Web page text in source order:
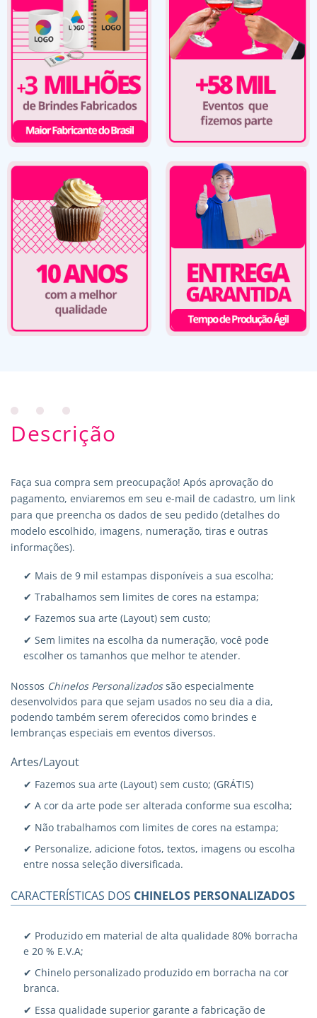
Descrição
Faça sua compra sem preocupação! Após aprovação do
pagamento, enviaremos em seu e-mail de cadastro, um link
para que preencha os dados de seu pedido (detalhes do
modelo escolhido, imagens, numeração, tiras e outras
informações).
✔ Mais de 9 mil estampas disponíveis a sua escolha;
✔ Trabalhamos sem limites de cores na estampa;
✔ Fazemos sua arte (Layout) sem custo;
✔ Sem limites na escolha da numeração, você pode
escolher os tamanhos que melhor te atender.
Nossos Chinelos Personalizadossão especialmente
desenvolvidos para que sejam usados no seu dia a dia,
podendo também serem oferecidos como brindes e
lembranças especiais em eventos diversos.
Artes/Layout
✔ Fazemos sua arte (Layout) sem custo; (GRÁTIS)
✔ A cor da arte pode ser alterada conforme sua escolha;
✔ Não trabalhamos com limites de cores na estampa;
✔ Personalize, adicione fotos, textos, imagens ou escolha
entre nossa seleção diversificada.
CARACTERÍSTICAS DOS CHINELOS PERSONALIZADOS
✔ Produzido em material de alta qualidade 80% borracha
e 20 % E.V.A;
✔ Chinelo personalizado produzido em borracha na cor
branca.
✔ Essa qualidade superior garante a fabricação de